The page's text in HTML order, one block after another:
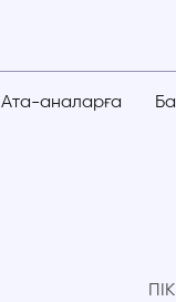
Ата-аналарға